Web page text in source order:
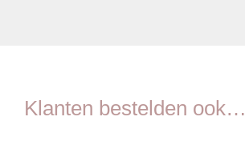
Klanten bestelden ook…